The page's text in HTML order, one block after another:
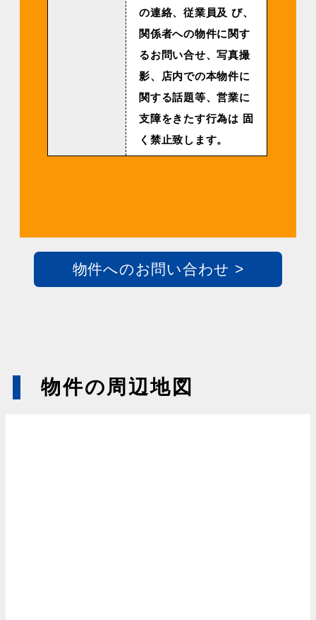
の連絡、従業員及 び、
関係者への物件に関す
るお問い合せ、写真撮
影、店内での本物件に
関する話題等、営業に
支障をきたす行為は 固
く禁止致します。
物件へのお問い合わせ >
物件の周辺地図